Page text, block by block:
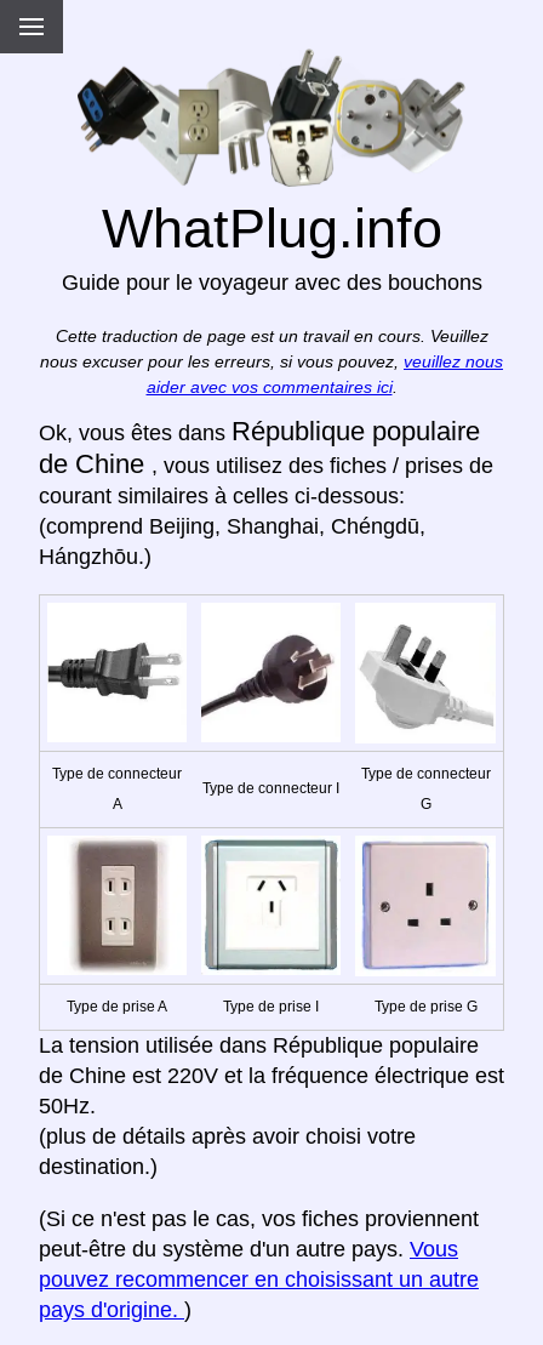
WhatPlug.info
Guide pour le voyageur avec des bouchons
Cette traduction de page est un travail en cours. Veuillez
nous excuser pour les erreurs, si vous pouvez, veuillez nous
aider avec vos commentaires ici.
Ok, vous êtes dans République populaire
de Chine , vous utilisez des fiches / prises de
courant similaires à celles ci-dessous:
(comprend Beijing, Shanghai, Chéngdū,
Hángzhōu.)
Type de connecteur
A
Type de connecteur I
Type de connecteur
G
Type de prise A Type de prise I Type de prise G
La tension utilisée dans République populaire
de Chine est 220V et la fréquence électrique est
50Hz.
(plus de détails après avoir choisi votre
destination.)
(Si ce n'est pas le cas, vos fiches proviennent
peut-être du système d'un autre pays. Vous
pouvez recommencer en choisissant un autre
pays d'origine. )